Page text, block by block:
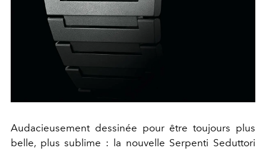
Audacieusement dessinée pour être toujours plus
belle, plus sublime : la nouvelle Serpenti Seduttori